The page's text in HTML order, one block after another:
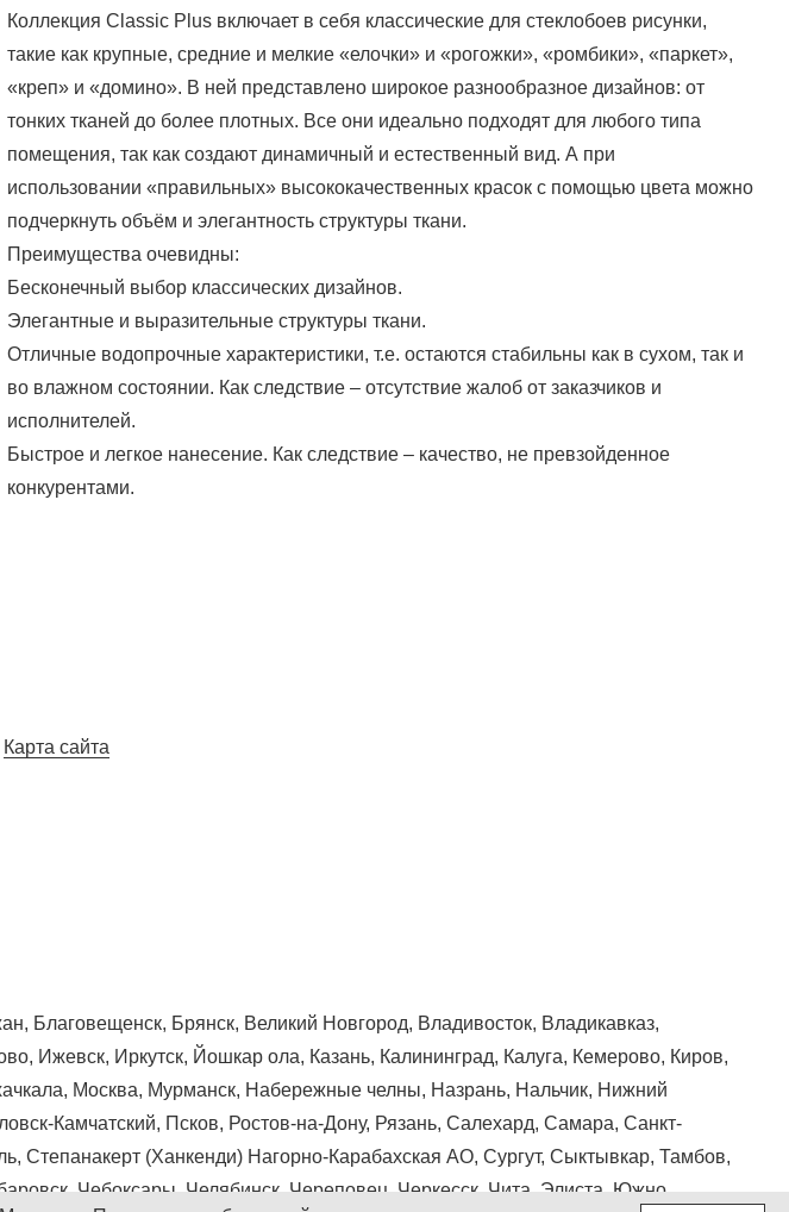
Коллекция Classic Plus включает в себя классические для стеклобоев рисунки,
такие как крупные, средние и мелкие «елочки» и «рогожки», «ромбики», «паркет»,
«креп» и «домино». В ней представлено широкое разнообразное дизайнов: от
тонких тканей до более плотных. Все они идеально подходят для любого типа
помещения, так как создают динамичный и естественный вид. А при
использовании «правильных» высококачественных красок с помощью цвета можно
подчеркнуть объём и элегантность структуры ткани.
Преимущества очевидны:
Бесконечный выбор классических дизайнов.
Элегантные и выразительные структуры ткани.
Отличные водопрочные характеристики, т.е. остаются стабильны как в сухом, так и
во влажном состоянии. Как следствие – отсутствие жалоб от заказчиков и
исполнителей.
Быстрое и легкое нанесение. Как следствие – качество, не превзойденное
конкурентами.
Карта сайта
Благовещенск, Брянск, Великий Новгород, Владивосток, Владикавказ,
Ижевск, Иркутск, Йошкар ола, Казань, Калининград, Калуга, Кемерово, Киров,
Москва, Мурманск, Набережные челны, Назрань, Нальчик, Нижний
Камчатский, Псков, Ростов-на-Дону, Рязань, Салехард, Самара, Санкт-
Степанакерт (Ханкенди) Нагорно-Карабахская АО, Сургут, Сыктывкар, Тамбов,
Чебоксары, Челябинск, Череповец, Черкесск, Чита, Элиста, Южно